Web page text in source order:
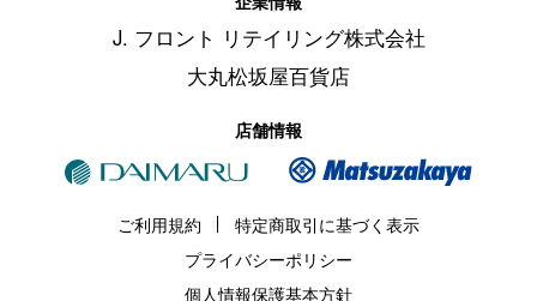
J. フロント リテイリング株式会社
大丸松坂屋百貨店
店舗情報
ご利用規約
特定商取引に基づく表示
プライバシーポリシー
個人情報保護基本方針